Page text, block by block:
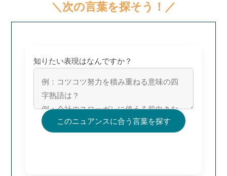
＼次の言葉を探そう！／
知りたい表現はなんですか？
このニュアンスに合う言葉を探す